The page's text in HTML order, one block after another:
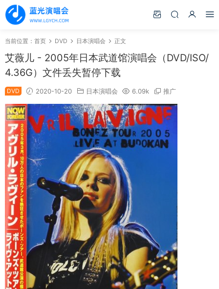
当前位置： 首页 DVD 日本演唱会 正文
艾薇儿 - 2005年日本武道馆演唱会（DVD/ISO/
4.36G）文件丢失暂停下载
DVD 2020-10-20 日本演唱会 6.09k 推广